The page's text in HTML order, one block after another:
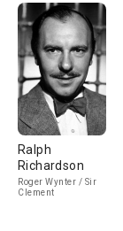
Ralph
Richardson
Roger Wynter / Sir
Clement